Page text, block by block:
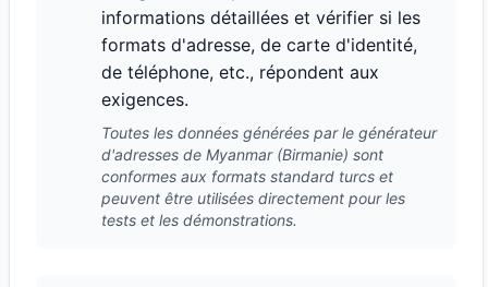
informations détaillées et vérifier si les
formats d'adresse, de carte d'identité,
de téléphone, etc., répondent aux
exigences.
Toutes les données générées par le générateur
d'adresses de Myanmar (Birmanie) sont
conformes aux formats standard turcs et
peuvent être utilisées directement pour les
tests et les démonstrations.